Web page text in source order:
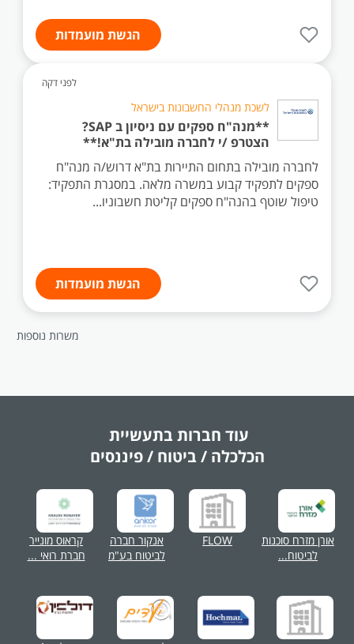
הגשת מועמדות
לפני דקה
לשכת מנהלי החשבונות בישראל
**מנה"ח ספקים עם ניסיון ב SAP?
הצטרפ /י לחברה מובילה בת"א!**
לחברה מובילה בתחום התיירות בת"א דרוש/ה מנה"ח
ספקים לתפקיד קבוע במשרה מלאה. במסגרת התפקיד:
טיפול שוטף בהנה"ח ספקים קליטת חשבוניו...
הגשת מועמדות
משרות נוספות
עוד חברות בתעשיית
הכלכלה / ביטוח / פיננסים
אורן מזרח סוכנות
לביטוח...
FLOW
אנקור חברה
לביטוח בע"מ
קראוס מונייר
חברת רואי ...